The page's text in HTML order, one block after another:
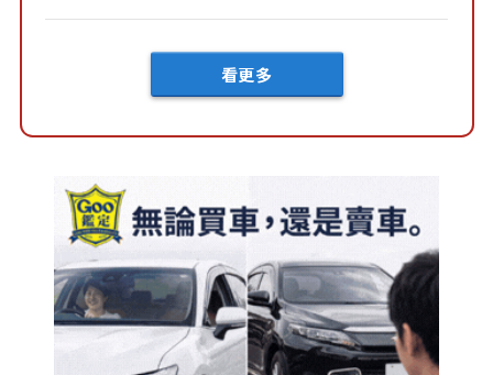
車？...
看更多